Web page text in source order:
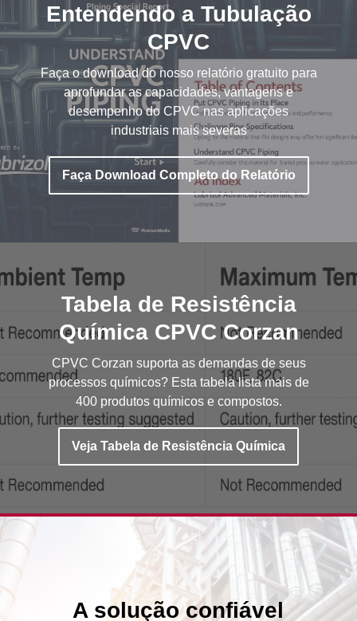
Entendendo a Tubulação
CPVC
Faça o download do nosso relatório gratuito para
aprofundar as capacidades, vantagens e
desempenho do CPVC nas aplicações
industriais mais severas
Faça Download Completo do Relatório
Tabela de Resistência
Química CPVC Corzan
CPVC Corzan suporta as demandas de seus
processos químicos? Esta tabela lista mais de
400 produtos químicos e compostos.
Veja Tabela de Resistência Química
A solução confiável